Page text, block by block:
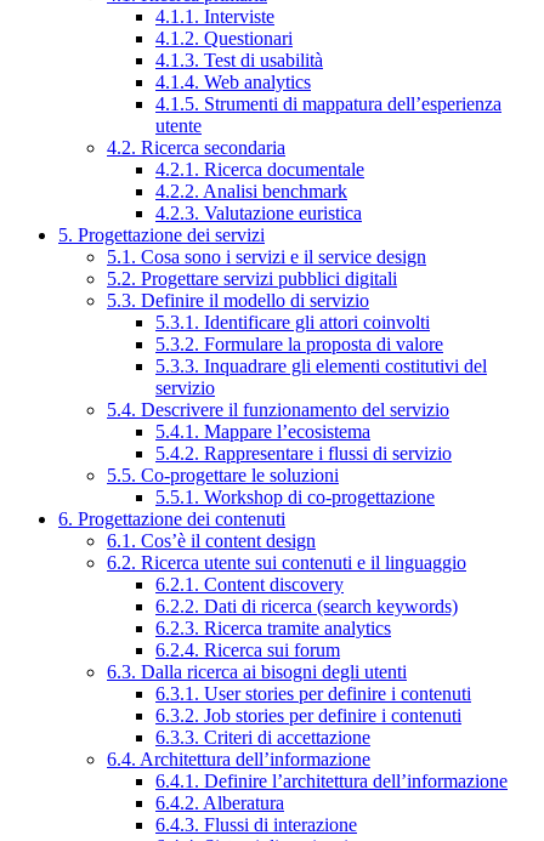
4.1.1. Interviste
4.1.2. Questionari
4.1.3. Test di usabilità
4.1.4. Web analytics
4.1.5. Strumenti di mappatura dell’esperienza
utente
4.2. Ricerca secondaria
4.2.1. Ricerca documentale
4.2.2. Analisi benchmark
4.2.3. Valutazione euristica
5. Progettazione dei servizi
5.1. Cosa sono i servizi e il service design
5.2. Progettare servizi pubblici digitali
5.3. Definire il modello di servizio
5.3.1. Identificare gli attori coinvolti
5.3.2. Formulare la proposta di valore
5.3.3. Inquadrare gli elementi costitutivi del
servizio
5.4. Descrivere il funzionamento del servizio
5.4.1. Mappare l’ecosistema
5.4.2. Rappresentare i flussi di servizio
5.5. Co-progettare le soluzioni
5.5.1. Workshop di co-progettazione
6. Progettazione dei contenuti
6.1. Cos’è il content design
6.2. Ricerca utente sui contenuti e il linguaggio
6.2.1. Content discovery
6.2.2. Dati di ricerca (search keywords)
6.2.3. Ricerca tramite analytics
6.2.4. Ricerca sui forum
6.3. Dalla ricerca ai bisogni degli utenti
6.3.1. User stories per definire i contenuti
6.3.2. Job stories per definire i contenuti
6.3.3. Criteri di accettazione
6.4. Architettura dell’informazione
6.4.1. Definire l’architettura dell’informazione
6.4.2. Alberatura
6.4.3. Flussi di interazione